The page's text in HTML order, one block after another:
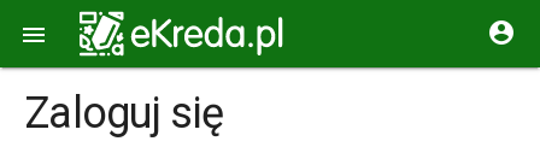


Zaloguj się